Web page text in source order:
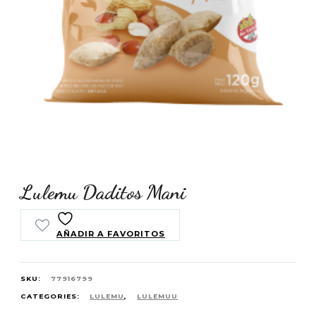
Lulemu Daditos Mani
AÑADIR A FAVORITOS
SKU: 77916799
CATEGORIES: LULEMU LULEMUU